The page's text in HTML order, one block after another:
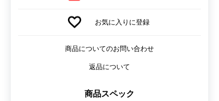
お気に入りに登録
商品についてのお問い合わせ
返品について
商品スペック